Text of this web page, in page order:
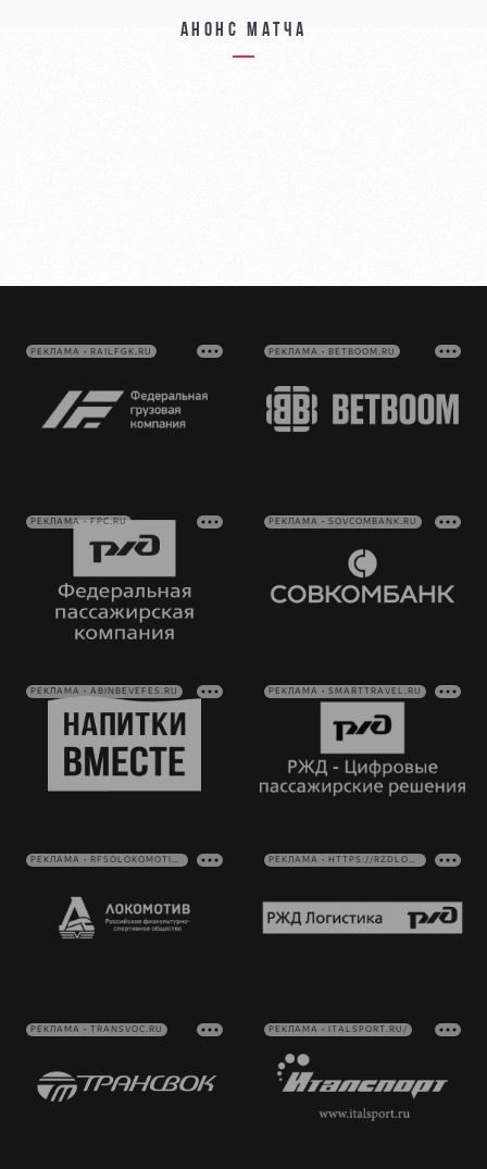
Анонс матча
РЕКЛАМА • RAILFGK.RU РЕКЛАМА • BETBOOM.RU
РЕКЛАМА • FPC.RU РЕКЛАМА • SOVCOMBANK.RU
РЕКЛАМА • ABINBEVEFES.RU РЕКЛАМА • SMARTTRAVEL.RU
РЕКЛАМА • RFSOLOKOMOTIV.RU РЕКЛАМА • HTTPS://RZDLOG.RU/
РЕКЛАМА • TRANSVOC.RU РЕКЛАМА • ITALSPORT.RU/